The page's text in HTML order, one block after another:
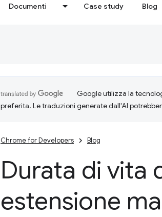
Documenti Case study Blog
Google utilizza la
preferita. Le traduzioni generate dall'AI
Chrome for Developers Blog
Durata di vita
estensione